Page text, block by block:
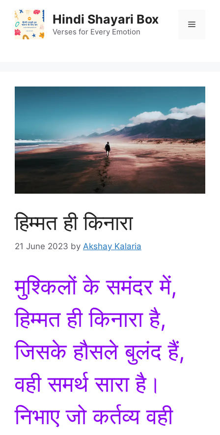
content
Hindi Shayari Box
Verses for Every Emotion
Menu
हिम्मत ही किनारा
21 June 2023 by Akshay Kalaria
मुश्किलों के समंदर में,
हिम्मत ही किनारा है,
जिसके हौसले बुलंद हैं,
वही समर्थ सारा है।
निभाए जो कर्तव्य वही